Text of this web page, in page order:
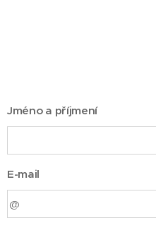
Jméno a příjmení
E-mail